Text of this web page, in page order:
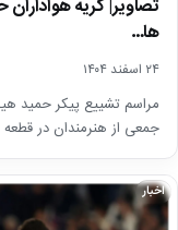
تصاویر| گریه
ها…
۲۴ اسفند ۱۴۰۴
مراسم تشییع پیکر حمید
جمعی از هنرمندان در
اخبار